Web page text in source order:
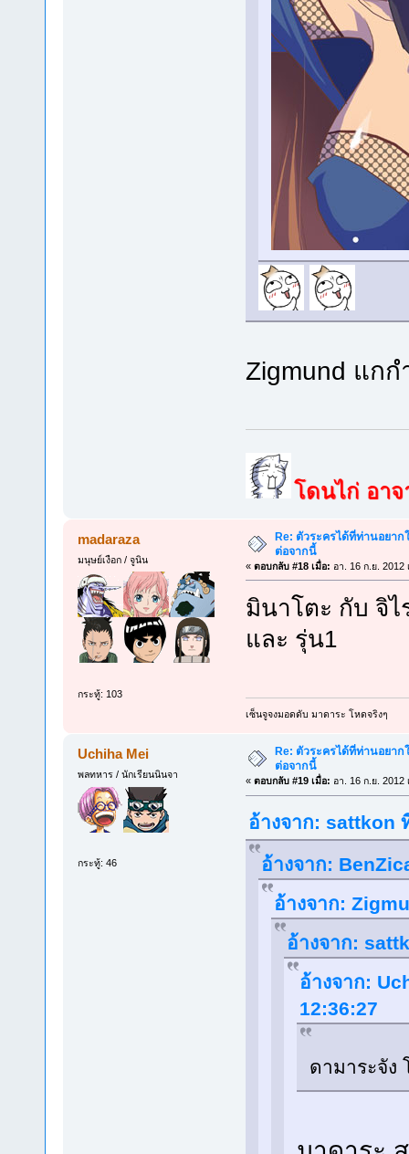
Zigmund แก
โดนไก่ อา
madaraza
มนุษย์เงือก / จูนิน
กระทู้: 103
Re: ตัวระครได้ที่ท่านอยา
ต่อจากนี้
« ตอบกลับ #18 เมื่อ: อา. 16 ก.ย. 2012
มินาโตะ กับ จิ
และ รุ่น1
เซ็นจูจงมอดดับ มาดาระ โหดจริงๆ
Uchiha Mei
พลทหาร / นักเรียนนินจา
กระทู้: 46
Re: ตัวระครได้ที่ท่านอยา
ต่อจากนี้
« ตอบกลับ #19 เมื่อ: อา. 16 ก.ย. 2012
อ้างจาก: sattkon
อ้างจาก:
อ้างจาก:
อ้างจาก:
อ้างจาก:
12:36:27
ดามาระจัง